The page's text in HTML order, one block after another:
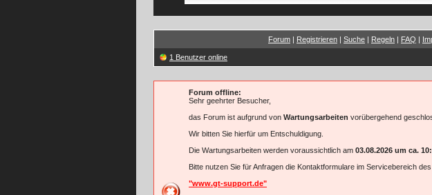
Forum | Registrieren | Suche | Regeln | FAQ |
1 Benutzer online
Forum offline:
Sehr geehrter Besucher,
das Forum ist aufgrund von Wartungsarbeiten vorübergehend
Wir bitten Sie hierfür um Entschuldigung.
Die Wartungsarbeiten werden voraussichtlich am 03.08.2026 um ca.
Bitte nutzen Sie für Anfragen die Kontaktformulare im Servicebereich
"www.gt-support.de"